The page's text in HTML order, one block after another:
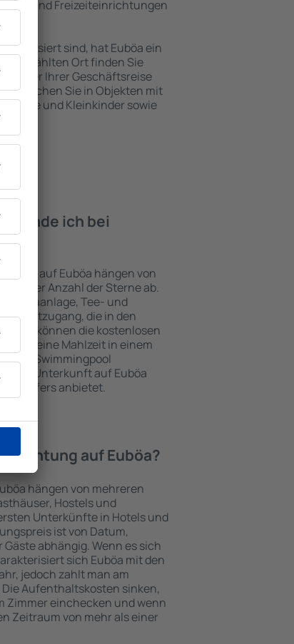
und Freizeiteinrichtungen
sind, hat Euböa ein
Ort finden Sie
oder Ihrer Geschäftsreise
buchen Sie in Objekten mit
und Kleinkinder sowie
finde ich bei
auf Euböa hängen von
und der Anzahl der Sterne ab.
Klimaanlage, Tee- und
die in den
können die kostenlosen
eine Mahlzeit in einem
mit Swimmingpool
eine Unterkunft auf Euböa
anbietet.
auf Euböa?
hängen von mehreren
Hostels und
Unterkünfte in Hotels und
ist von Datum,
abhängig. Wenn es sich
sich Euböa mit den
jedoch zahlt man am
Aufenthaltskosten sinken,
Zimmer einchecken und wenn
Zeitraum von mehr als einer